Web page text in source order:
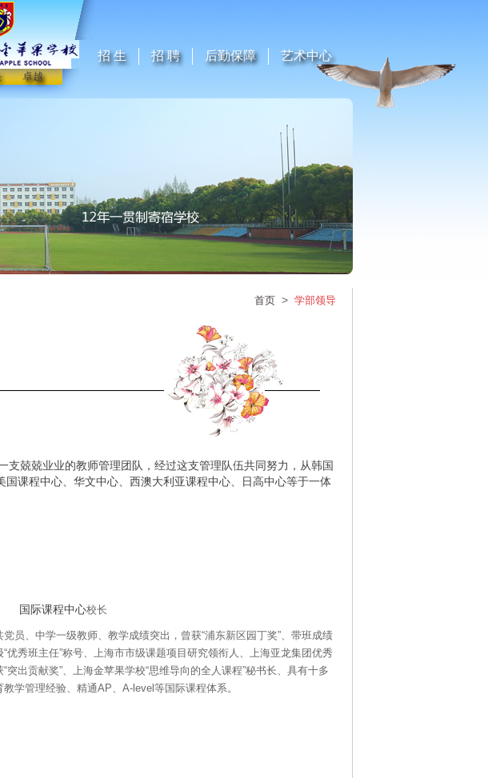
卓越
招 生 招 聘 后勤保障 艺术中心
首页 > 学部领导
支兢兢业业的教师管理团队，经过这支管理队伍共同努力，从韩国
课程中心、华文中心、西澳大利亚课程中心、日高中心等于一体
国际课程中心校长
党员、中学一级教师、教学成绩突出，曾获“浦东新区园丁奖”、带班成绩
“优秀班主任”称号、上海市市级课题项目研究领衔人、上海亚龙集团优秀
突出贡献奖”、上海金苹果学校“思维导向的全人课程”秘书长、具有十多
学管理经验、精通AP、A-level等国际课程体系。